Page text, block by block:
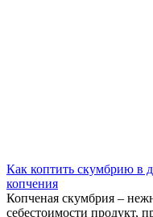
Как коптить скумбрию в
копчения
Копченая скумбрия –
себестоимости продукт,